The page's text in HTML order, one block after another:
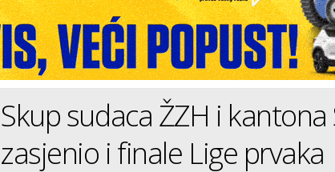
Skup sudaca ŽZH i
zasjenio i finale Lige prvaka